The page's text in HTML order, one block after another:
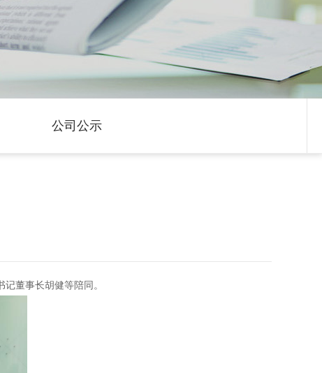
公司公示
董事长胡健等陪同。